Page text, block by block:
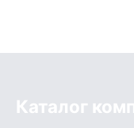
Каталог